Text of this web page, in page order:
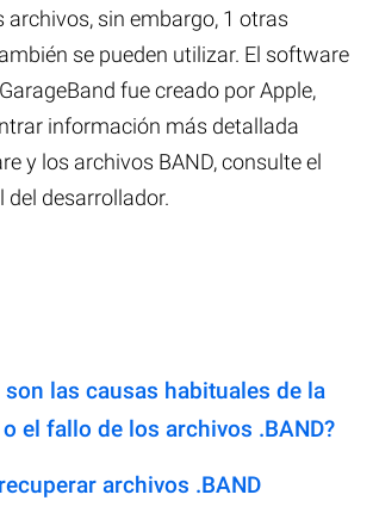
archivos, sin embargo, 1 otras
se pueden utilizar. El software
fue creado por Apple,
información más detallada
y los archivos BAND, consulte el
desarrollador.
son las causas habituales de la
el fallo de los archivos .BAND?
archivos .BAND